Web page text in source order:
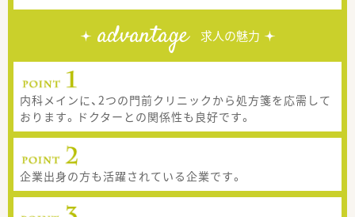
advantage 求人の魅力
内科メインに、2つの門前クリニックから処方箋を応需して
おります。ドクターとの関係性も良好です。
企業出身の方も活躍されている企業です。